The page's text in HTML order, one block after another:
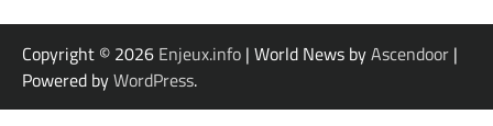
Copyright © 2026 Enjeux.info | World News byAscendoor |
Powered byWordPress.